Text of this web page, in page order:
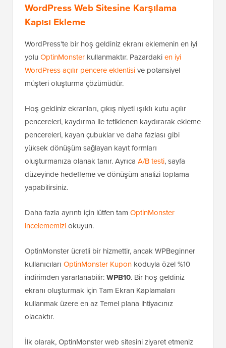
WordPress Web Sitesine Karşılama
Kapısı Ekleme
WordPress'te bir hoş geldiniz ekranı eklemenin en iyi
yolu OptinMonster kullanmaktır. Pazardakien iyi
WordPress açılır pencere eklentisive potansiyel
müşteri oluşturma çözümüdür.
Hoş geldiniz ekranları, çıkış niyeti ışıklı kutu açılır
pencereleri, kaydırma ile tetiklenen kaydırarak ekleme
pencereleri, kayan çubuklar ve daha fazlası gibi
yüksek dönüşüm sağlayan kayıt formları
oluşturmanıza olanak tanır. Ayrıca A/B testi, sayfa
düzeyinde hedefleme ve dönüşüm analizi toplama
yapabilirsiniz.
Daha fazla ayrıntı için lütfen tam OptinMonster
incelememiziokuyun.
OptinMonster ücretli bir hizmettir, ancak WPBeginner
kullanıcıları OptinMonster Kupon koduyla özel %10
indirimden yararlanabilir:WPB10. Bir hoş geldiniz
ekranı oluşturmak için Tam Ekran Kaplamaları
kullanmak üzere en az Temel plana ihtiyacınız
olacaktır.
İlk olarak, OptinMonster web sitesini ziyaret etmeniz